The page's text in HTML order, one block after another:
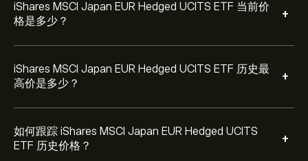
iShares MSCI Japan EUR Hedged UCITS ETF 当前价
格是多少？
+
iShares MSCI Japan EUR Hedged UCITS ETF 历史最
高价是多少？
+
如何跟踪 iShares MSCI Japan EUR Hedged UCITS
ETF 历史价格？
+